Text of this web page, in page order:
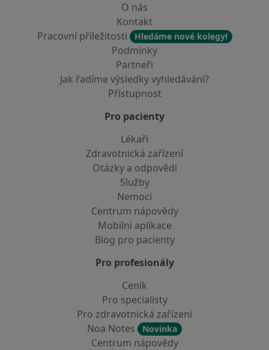
O nás
Kontakt
Pracovní příležitosti
Hledáme nové kolegy!
Podmínky
Partneři
Jak řadíme výsledky vyhledávání?
Přístupnost
Pro pacienty
Lékaři
Zdravotnická zařízení
Otázky a odpovědi
Služby
Nemoci
Centrum nápovědy
Mobilní aplikace
Blog pro pacienty
Pro profesionály
Ceník
Pro specialisty
Pro zdravotnická zařízení
Noa Notes
Novinka
Centrum nápovědy